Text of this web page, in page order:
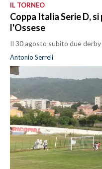
IL TORNEO
Coppa Italia Serie D,
l'Ossese
Il 30 agosto subito due derby
Antonio Serreli